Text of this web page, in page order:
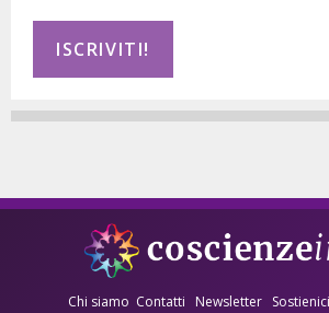
Chi siamo Contatti Newsletter Sostienici